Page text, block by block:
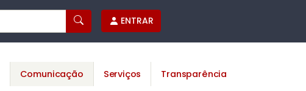
ENTRAR
Comunicação Serviços Transparência